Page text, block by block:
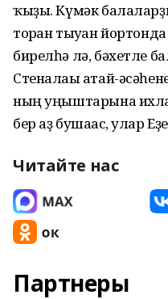
ҡыҙы. Күмәк
торған тыуған
бирелһә лә, бәхетле
Стеналағы атай-
ның уңыштарына
бер аҙ бушағас, улар
Читайте нас
Партнеры